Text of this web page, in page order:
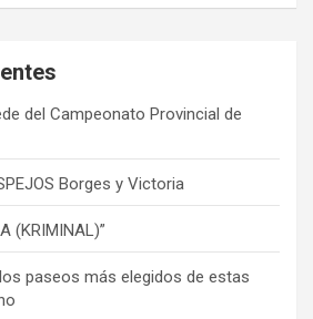
del Campeonato Provincial de
Borges y Victoria
(KRIMINAL)”
paseos más elegidos de estas